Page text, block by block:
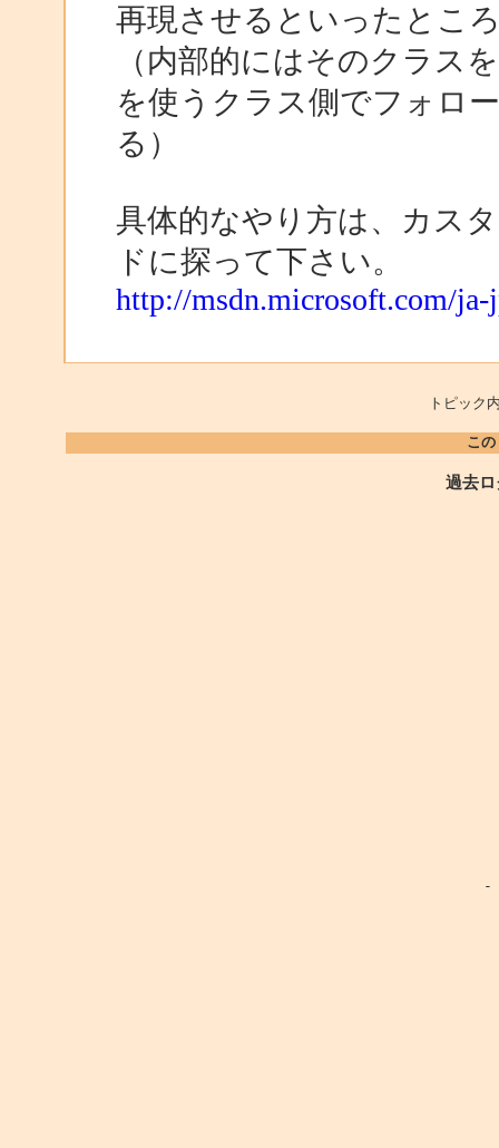
再現させるといったとこ
（内部的にはそのクラス
を使うクラス側でフォロ
る）
具体的なやり方は、カス
ドに探って下さい。
http://msdn.microsoft.com/
トピッ
こ
過去